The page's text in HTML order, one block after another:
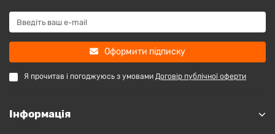
Оформити підписку
Я прочитав і погоджуюсь з умовами Договір публічної оферти
Інформація